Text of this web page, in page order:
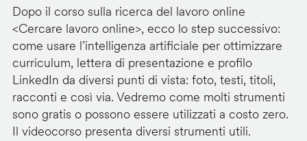
Dopo il corso sulla ricerca del lavoro online
<Cercare lavoro online>, ecco lo step successivo:
come usare l’intelligenza artificiale per ottimizzare
curriculum, lettera di presentazione e profilo
LinkedIn da diversi punti di vista: foto, testi, titoli,
racconti e così via. Vedremo come molti strumenti
sono gratis o possono essere utilizzati a costo zero.
Il videocorso presenta diversi strumenti utili.